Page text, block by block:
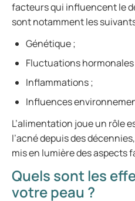
facteurs qui influencent le
sont notamment les
Génétique ;
Fluctuations hormonales
Inflammations ;
Influences
L’alimentation joue un rôle
l’acné depuis des
mis en lumière des aspects
Quels sont les
votre peau ?